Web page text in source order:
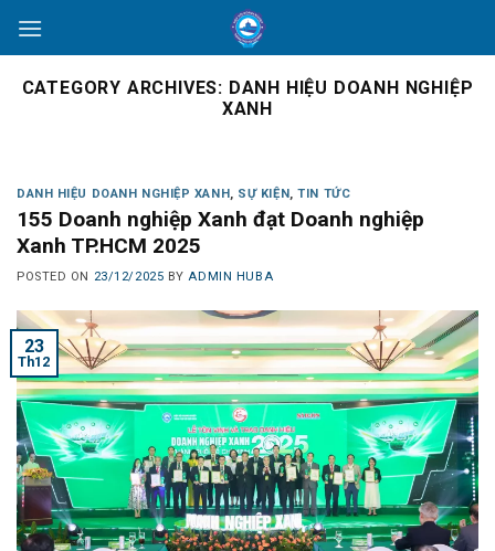
CATEGORY ARCHIVES: DANH HIỆU DOANH NGHIỆP
XANH
DANH HIỆU DOANH NGHIỆP XANH, SỰ KIỆN,TIN TỨC
155 Doanh nghiệp Xanh đạt Doanh nghiệp
Xanh TP.HCM 2025
POSTED ON 23/12/2025 BYADMIN HUBA
23
Th12